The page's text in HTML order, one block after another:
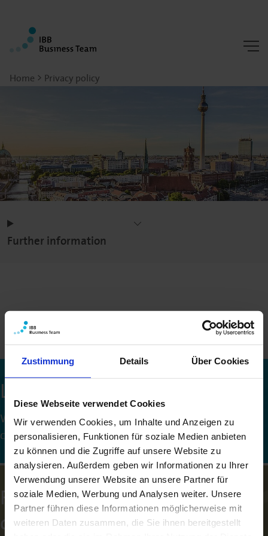
Zustimmung Details Über Cookies
Diese Webseite verwendet Cookies
Wir verwenden Cookies, um Inhalte und Anzeigen zu
personalisieren, Funktionen für soziale Medien anbieten
zu können und die Zugriffe auf unsere Website zu
analysieren. Außerdem geben wir Informationen zu Ihrer
Verwendung unserer Website an unsere Partner für
soziale Medien, Werbung und Analysen weiter. Unsere
Partner führen diese Informationen möglicherweise mit
weiteren Daten zusammen, die Sie ihnen bereitgestellt
Home Privacy policy
Further information
Looking for a new challenge?
We offer an exciting place to work with attractive
conditions.
Funding that makes a big
difference!